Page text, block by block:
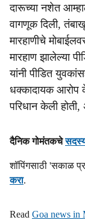
h
a
r
e
दारूच्‍या नशेत
वागणूक दिली,
मारहाणीचे
मारहाण झालेल्‍या
यांनी पीडित
धक्कादायक आरोप
परिधान केली
दैनिक गोमंतकचेसदस्य
शॉपिंगसाठी 'सकाळ
करा.
Read Goa news in